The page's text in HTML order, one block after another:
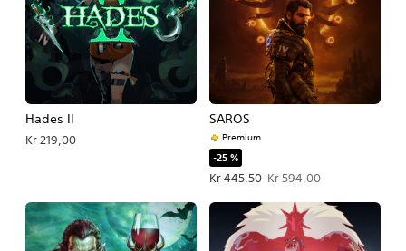
Hades II
Kr 219,00
SAROS
Premium
-25 %
Kr 445,50
Tilbudspris Kr 445,50. Oprindelig
Kr 594,00